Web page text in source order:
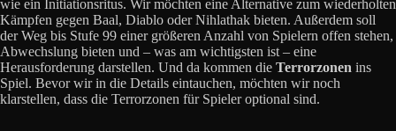
wie ein Initiationsritus. Wir möchten eine Alternative zum wiederholten
Kämpfen gegen Baal, Diablo oder Nihlathak bieten. Außerdem soll
der Weg bis Stufe 99 einer größeren Anzahl von Spielern offen stehen,
Abwechslung bieten und – was am wichtigsten ist – eine
Herausforderung darstellen. Und da kommen die Terrorzonen ins
Spiel. Bevor wir in die Details eintauchen, möchten wir noch
klarstellen, dass die Terrorzonen für Spieler optional sind.